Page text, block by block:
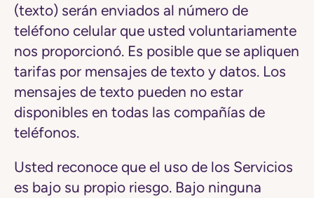
(texto) serán enviados al número de
teléfono celular que usted voluntariamente
nos proporcionó. Es posible que se apliquen
tarifas por mensajes de texto y datos. Los
mensajes de texto pueden no estar
disponibles en todas las compañías de
teléfonos.
Usted reconoce que el uso de los Servicios
es bajo su propio riesgo. Bajo ninguna